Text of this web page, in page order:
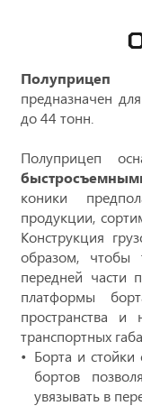
Полуприцеп
предназначен
до 44 тонн.
Полуприцеп
коники
продукции,
Конструкция
образом, чтобы
передней части
платформы
пространства
транспортных
Борта и
бортов
увязывать в